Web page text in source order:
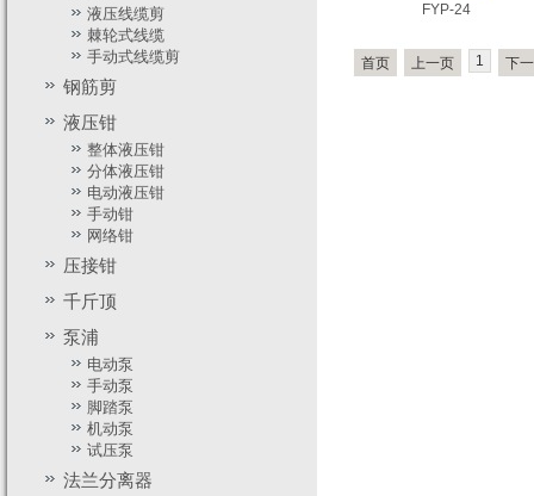
FYP-24
首页 上一页 1 下
液压线缆剪
棘轮式线缆
手动式线缆剪
钢筋剪
液压钳
整体液压钳
分体液压钳
电动液压钳
手动钳
网络钳
压接钳
千斤顶
泵浦
电动泵
手动泵
脚踏泵
机动泵
试压泵
法兰分离器